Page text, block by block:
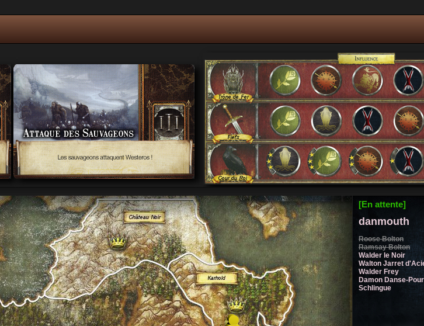
[En attente]
danmouth
Roose Bolton
Ramsay Bolton
Walder le Noir
Walton Jarret
Walder Frey
Damon Danse-
Schlingue